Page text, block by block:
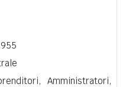
Amministratori,